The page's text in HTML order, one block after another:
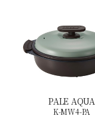
PALE AQUA
K-MW4-PA